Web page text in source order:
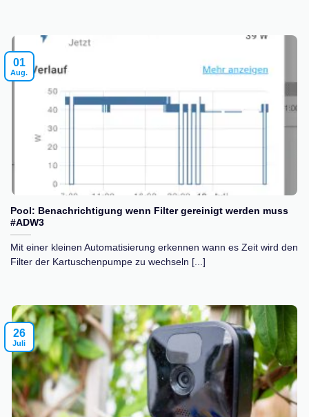
Pool: Benachrichtigung wenn Filter gereinigt werden muss
#ADW3
Mit einer kleinen Automatisierung erkennen wann es Zeit wird den
Filter der Kartuschenpumpe zu wechseln [...]
01
Aug.
26
Juli